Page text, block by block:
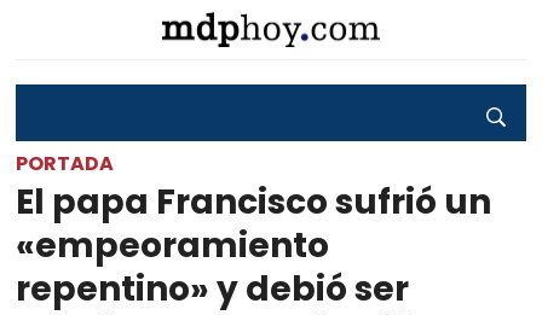
PORTADA
El papa Francisco sufrió un
«empeoramiento
repentino» y debió ser